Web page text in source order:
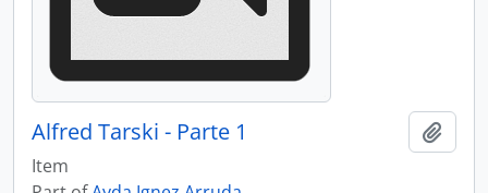
Alfred Tarski - Parte 1
Item